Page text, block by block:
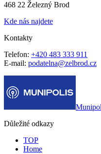
468 22 Železný Brod
Kde nás najdete
Kontakty
Telefon: +420 483 333 911
E-mail: podatelna@zelbrod.cz
Důležité odkazy
TOP
Home